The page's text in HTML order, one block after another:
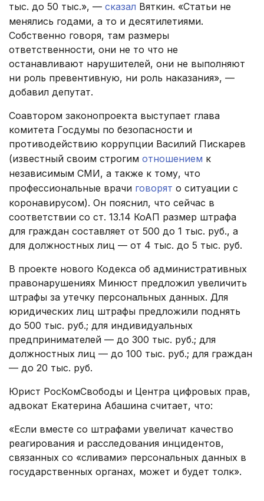
тыс. до 50 тыс.», — сказал Вяткин. «Статьи не
менялись годами, а то и десятилетиями.
Собственно говоря, там размеры
ответственности, они не то что не
останавливают нарушителей, они не выполняют
ни роль превентивную, ни роль наказания», —
добавил депутат.
Соавтором законопроекта выступает глава
комитета Госдумы по безопасности и
противодействию коррупции Василий Пискарев
(известный своим строгим отношением к
независимым СМИ, а также к тому, что
профессиональные врачи говорят о ситуации с
коронавирусом). Он пояснил, что сейчас в
соответствии со ст. 13.14 КоАП размер штрафа
для граждан составляет от 500 до 1 тыс. руб., а
для должностных лиц — от 4 тыс. до 5 тыс. руб.
В проекте нового Кодекса об административных
правонарушениях Минюст предложил увеличить
штрафы за утечку персональных данных. Для
юридических лиц штрафы предложили поднять
до 500 тыс. руб.; для индивидуальных
предпринимателей — до 300 тыс. руб.; для
должностных лиц — до 100 тыс. руб.; для граждан
— до 20 тыс. руб.
Юрист РосКомСвободы и Центра цифровых прав,
адвокат Екатерина Абашина считает, что:
«Если вместе со штрафами увеличат качество
реагирования и расследования инцидентов,
связанных со «сливами» персональных данных в
государственных органах, может и будет толк».